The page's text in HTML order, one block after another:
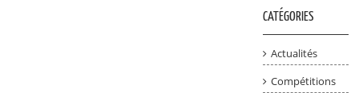
CATÉGORIES
Actualités
Compétitions